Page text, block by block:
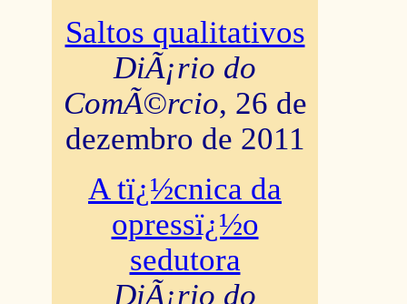
Saltos qualitativos
DiÃ¡rio do
ComÃ©rcio, 26 de
dezembro de 2011
A tï¿½cnica da
opressï¿½o
sedutora
DiÃ¡rio do